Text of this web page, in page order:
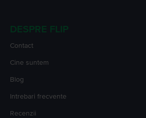
DESPRE FLIP
Contact
Cine suntem
Blog
Intrebari frecvente
Recenzii